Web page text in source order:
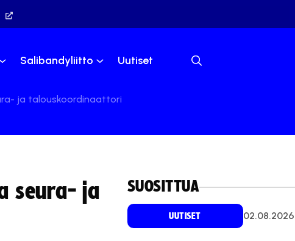
Salibandyliitto Uutiset
ja talouskoordinaattori
seura- ja
SUOSITTUA
UUTISET 02.08.2026